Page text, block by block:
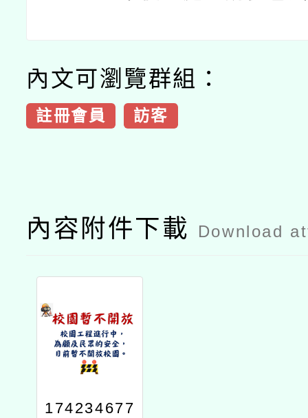
內文可瀏覽群組：
註冊會員 訪客
內容附件下載 Download
174234677